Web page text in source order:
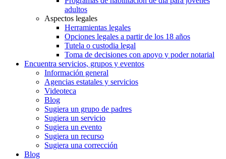
adultos
Aspectos legales
Herramientas legales
Opciones legales a partir de los 18 años
Tutela o custodia legal
Toma de decisiones con apoyo y poder notarial
Encuentra servicios, grupos y eventos
Información general
Agencias estatales y servicios
Videoteca
Blog
Sugiera un grupo de padres
Sugiera un servicio
Sugiera un evento
Sugiera un recurso
Sugiera una corrección
Blog